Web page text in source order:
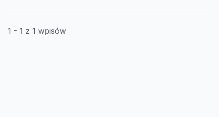
1 - 1 z 1 wpisów